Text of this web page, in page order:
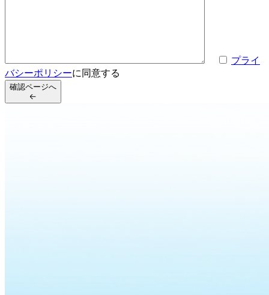
プライ
バシーポリシーに同意する
確認ページへ